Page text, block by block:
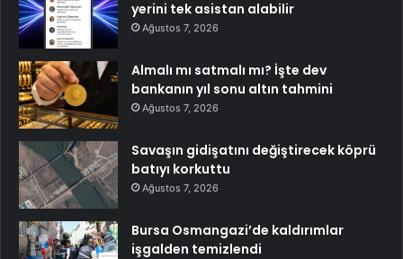
yerini tek asistan alabilir
Ağustos 7, 2026
Almalı mı satmalı mı? İşte dev
bankanın yıl sonu altın tahmini
Ağustos 7, 2026
Savaşın gidişatını değiştirecek köprü
batıyı korkuttu
Ağustos 7, 2026
Bursa Osmangazi’de kaldırımlar
işgalden temizlendi